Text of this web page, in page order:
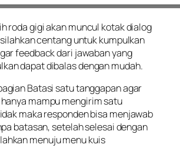
roda gigi akan muncul kotak dialog
centang untuk kumpulkan
feedback dari jawaban yang
dapat dibalas dengan mudah.
Batasi satu tanggapan agar
mampu mengirim satu
maka responden bisa menjawab
batasan, setelah selesai dengan
menuju menu kuis